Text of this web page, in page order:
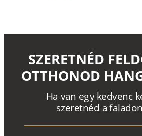
Ha van egy kedvenc k
szeretnéd a faladon
SZERETNÉD
OTTHONOD